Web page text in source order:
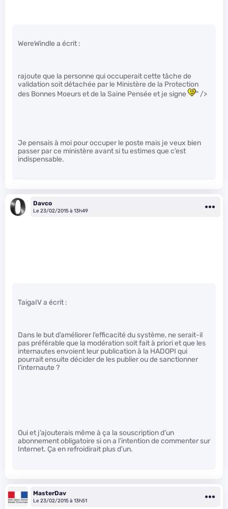
WereWindle a écrit :
rajoute que la personne qui occuperait cette tâche de
validation soit détachée par le Ministère de la Protection
des Bonnes Moeurs et de la Saine Pensée et je signe
" />
Je pensais à moi pour occuper le poste mais je veux bien
passer par ce ministère avant si tu estimes que c’est
indispensable.
Davco
Le 23/02/2015 à 13h49
TaigaIV a écrit :
Dans le but d’améliorer l’efficacité du système, ne serait-il
pas préférable que la modération soit fait à priori et que les
internautes envoient leur publication à la HADOPI qui
pourrait ensuite décider de les publier ou de sanctionner
l’internaute ?
Oui et j’ajouterais même à ça la souscription d’un
abonnement obligatoire si on a l’intention de commenter sur
Internet. Ça en refroidirait plus d’un.
MasterDav
Le 23/02/2015 à 13h51